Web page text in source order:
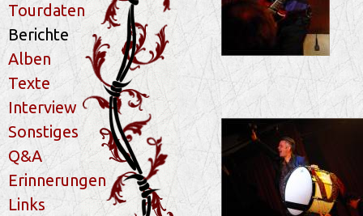
Tourdaten
Berichte
Alben
Texte
Interview
Sonstiges
Q&A
Erinnerungen
Links